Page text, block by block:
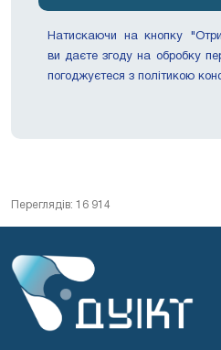
Натискаючи на кнопку
ви даєте згоду на обробку
погоджуєтеся з політикою
Переглядів: 16 914